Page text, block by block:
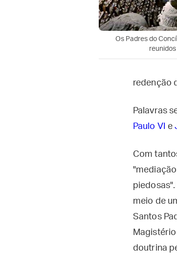
Os Padres do
redenção
Palavras
Paulo VI e
Com
meio de
Santos
doutrina